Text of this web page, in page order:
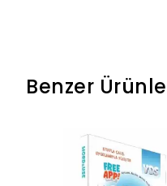
Murat
Benzer